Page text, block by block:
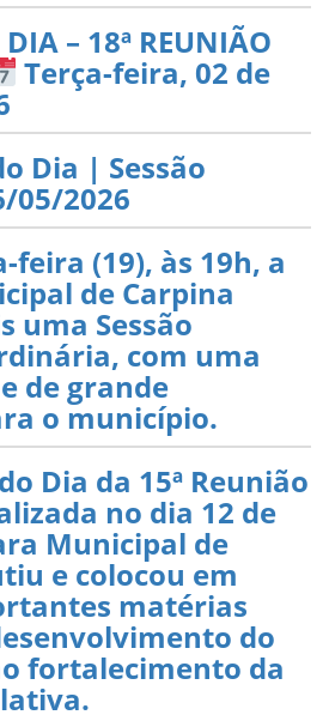
– 18ª REUNIÃO
Terça-feira, 02 de
Dia | Sessão
05/2026
feira (19), às 19h, a
de Carpina
uma Sessão
com uma
de grande
o município.
Dia da 15ª Reunião
no dia 12 de
Municipal de
e colocou em
matérias
do
fortalecimento da